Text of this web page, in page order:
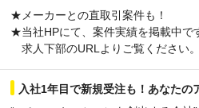
★メーカーとの直取引案件も！
★当社HPにて、案件実績を掲載中で
求人下部のURLよりご覧ください。
入社1年目で新規受注も！あなたの